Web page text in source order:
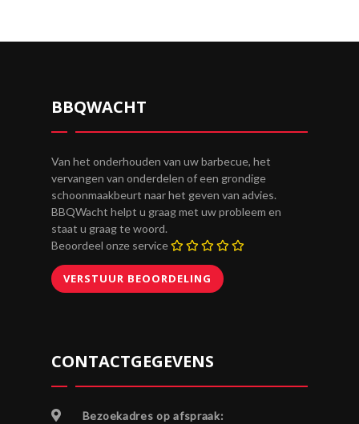
BBQWACHT
Van het onderhouden van uw barbecue, het
vervangen van onderdelen of een grondige
schoonmaakbeurt naar het geven van advies.
BBQWacht helpt u graag met uw probleem en
staat u graag te woord.
Beoordeel onze service
CONTACTGEGEVENS
Bezoekadres op afspraak: